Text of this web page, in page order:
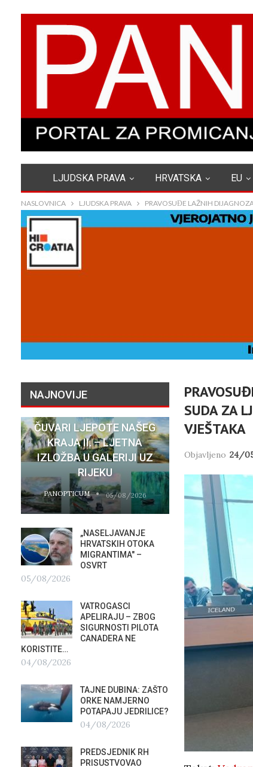
LJUDSKA PRAVA HRVATSKA EU
NASLOVNICA LJUDSKA PRAVA PRAVOSUĐE LAŽNIH
SUDA ZA
VJEŠTAKA
Objavljeno 24/
NAJNOVIJE
ČUVARI LJEPOTE NAŠEG
KRAJA II. – LJETNA
IZLOŽBA U GALERIJI UZ
RIJEKU
PANOPTICUM 05/08/2026
„NASELJAVANJE
HRVATSKIH OTOKA
MIGRANTIMA″ –
OSVRT
05/08/2026
VATROGASCI
APELIRAJU – ZBOG
SIGURNOSTI PILOTA
CANADERA NE
KORISTITE…
04/08/2026
TAJNE DUBINA: ZAŠTO
ORKE NAMJERNO
POTAPAJU JEDRILICE?
04/08/2026
PREDSJEDNIK RH
PRISUSTVOVAO
NATASHA
HOTELA
PANOPTICUM
01/08/2026